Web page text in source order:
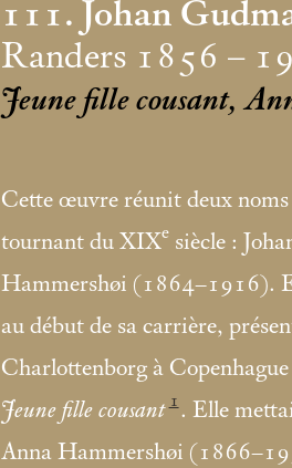
111. Johan
Randers 1856 –
Jeune fille cousant,
Cette œuvre réunit deux noms
tournant du XIXe siècle :
Hammershøi (1864–1916).
au début de sa carrière,
Charlottenborg à
Jeune fille cousant 1 . Elle
Anna Hammershøi